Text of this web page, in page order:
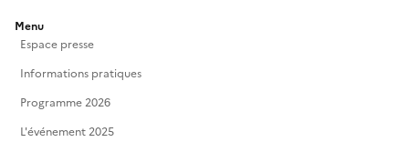
Menu
Espace presse
Informations pratiques
Programme 2026
L'événement 2025